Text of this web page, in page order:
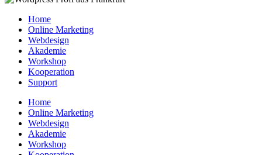
Home
Online Marketing
Webdesign
Akademie
Workshop
Kooperation
Support
Home
Online Marketing
Webdesign
Akademie
Workshop